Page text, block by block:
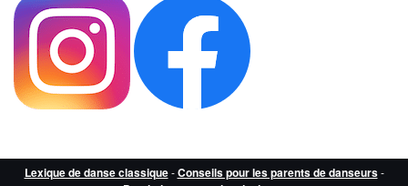
Lexique de danse classique-Conseils pour les parents de danseurs-